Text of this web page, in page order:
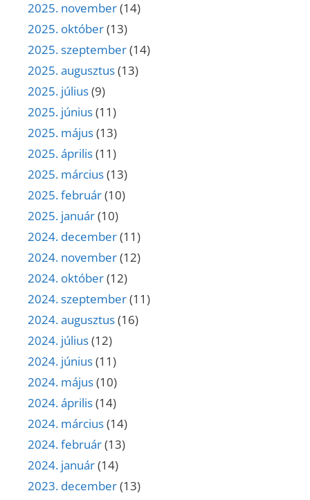
2025. november(14)
2025. október(13)
2025. szeptember(14)
2025. augusztus(13)
2025. július(9)
2025. június(11)
2025. május(13)
2025. április(11)
2025. március(13)
2025. február(10)
2025. január(10)
2024. december(11)
2024. november(12)
2024. október(12)
2024. szeptember(11)
2024. augusztus(16)
2024. július(12)
2024. június(11)
2024. május(10)
2024. április(14)
2024. március(14)
2024. február(13)
2024. január(14)
2023. december(13)